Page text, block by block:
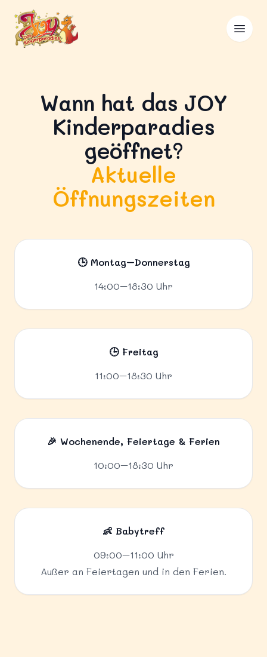
Joy Kinderparadies
Open
Wann hat das JOY
Kinderparadies
geöffnet?
Aktuelle
Öffnungszeiten
🕒 Montag–Donnerstag
14:00–18:30 Uhr
🕒 Freitag
11:00–18:30 Uhr
🎉 Wochenende, Feiertage & Ferien
10:00–18:30 Uhr
👶 Babytreff
09:00–11:00 Uhr
Außer an Feiertagen und in den Ferien.